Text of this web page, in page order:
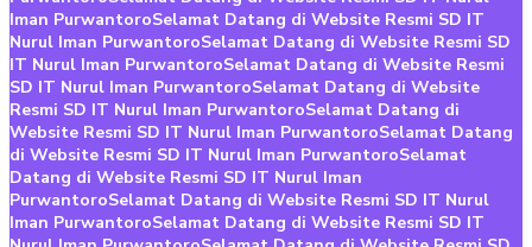
Iman PurwantoroSelamat Datang di Website Resmi SD IT
Nurul Iman PurwantoroSelamat Datang di Website Resmi SD
IT Nurul Iman PurwantoroSelamat Datang di Website Resmi
SD IT Nurul Iman PurwantoroSelamat Datang di Website
Resmi SD IT Nurul Iman PurwantoroSelamat Datang di
Website Resmi SD IT Nurul Iman PurwantoroSelamat Datang
di Website Resmi SD IT Nurul Iman PurwantoroSelamat
Datang di Website Resmi SD IT Nurul Iman
PurwantoroSelamat Datang di Website Resmi SD IT Nurul
Iman PurwantoroSelamat Datang di Website Resmi SD IT